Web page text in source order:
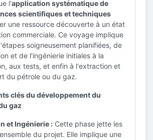
l'application systématique de
scientifiques et techniques
une ressource découverte à un état
commerciale. Ce voyage implique
soigneusement planifiées, de
et de l'ingénierie initiales à la
aux tests, et enfin à l'extraction et
du pétrole ou du gaz.
clés du développement du
gaz
et Ingénierie : Cette phase jette les
du projet. Elle implique une